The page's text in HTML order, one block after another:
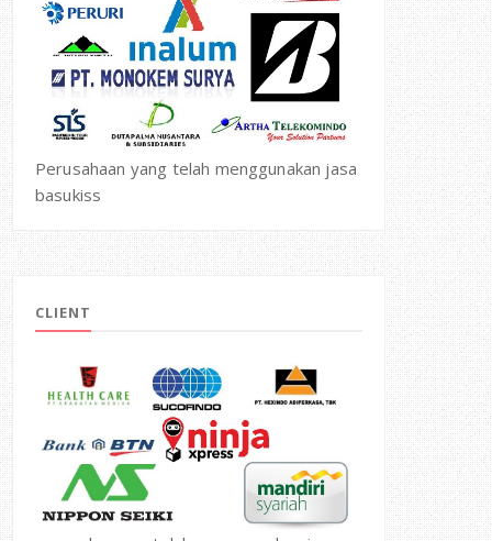
Perusahaan yang telah menggunakan jasa
basukiss
CLIENT